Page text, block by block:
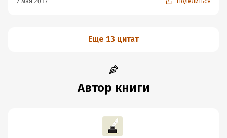
Еще 13 цитат
Автор книги